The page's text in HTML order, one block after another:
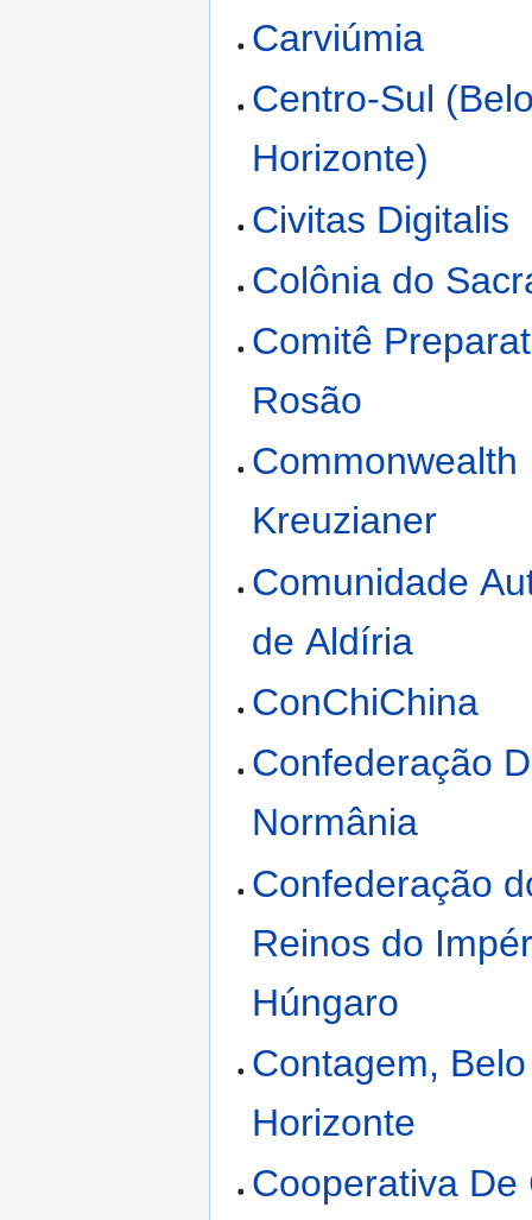
Carviúmia
Centro-Sul
Horizonte)
Civitas Digitalis
Colônia do
Comitê
Rosão
Commonwealth
Kreuzianer
Comunidade
de Aldíria
ConChiChina
Confederação
Normânia
Confederação
Reinos do
Húngaro
Contagem, Belo
Horizonte
Cooperativa De